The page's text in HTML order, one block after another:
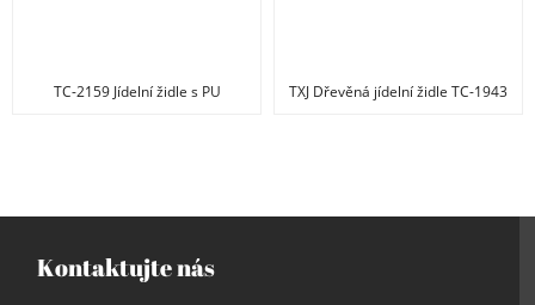
TC-2159 Jídelní židle s PU
TXJ Dřevěná jídelní židle TC-1943
Kontaktujte nás